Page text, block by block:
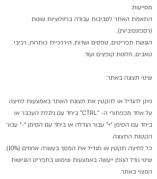
מסייעות.
התאמת האתר לסביבות עבודה ברזולוציות שונות
(רספונסיביות).
הנגשת תפריטים, טפסים ושדות, היררכיית כותרות, רכיבי
טאבים, חלונות קופצים ועוד.
שינוי תצוגה באתר:
ניתן להגדיל או להקטין את תצוגת האתר באמצעות לחיצה
על אחד מכפתורי ה- “CTRL” ביחד עם גלגלת העכבר או
ביחד עם הסימן “+” עבור הגדלה או ביחד עם הסימן “-” עבור
הקטנת התצוגה.
כל לחיצה תקטין או תגדיל את המסך בעשרה אחוזים (10%).
שינוי גודל הגופן ייעשה באמצעות שימוש בתפריט הנגישות
המצוי באתר.